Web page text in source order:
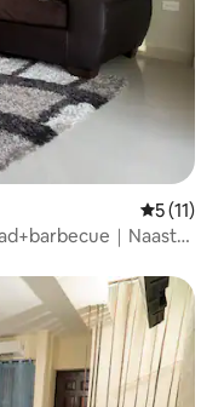
5 (11)
｜Naast